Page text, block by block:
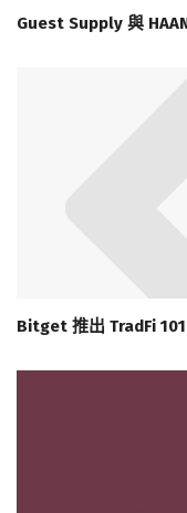
Guest Supply 與
Bitget 推出 TradFi